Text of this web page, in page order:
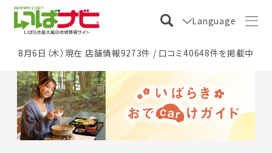
Language
8月6日（木）現在 店舗情報9273件 / 口コミ40648件を掲載中